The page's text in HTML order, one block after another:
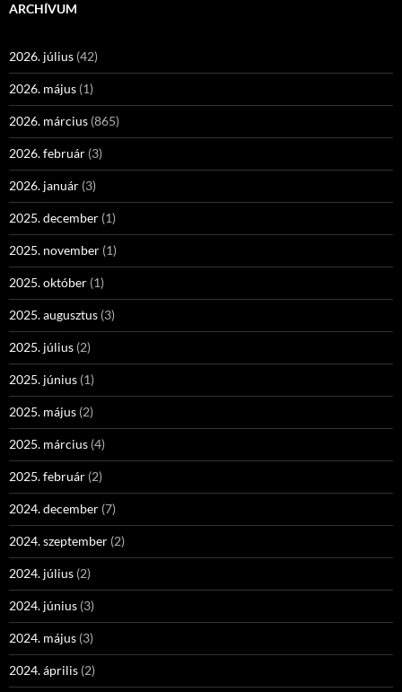
ARCHÍVUM
2026. július (42)
2026. május (1)
2026. március (865)
2026. február (3)
2026. január (3)
2025. december (1)
2025. november (1)
2025. október (1)
2025. augusztus (3)
2025. július (2)
2025. június (1)
2025. május (2)
2025. március (4)
2025. február (2)
2024. december (7)
2024. szeptember (2)
2024. július (2)
2024. június (3)
2024. május (3)
2024. április (2)